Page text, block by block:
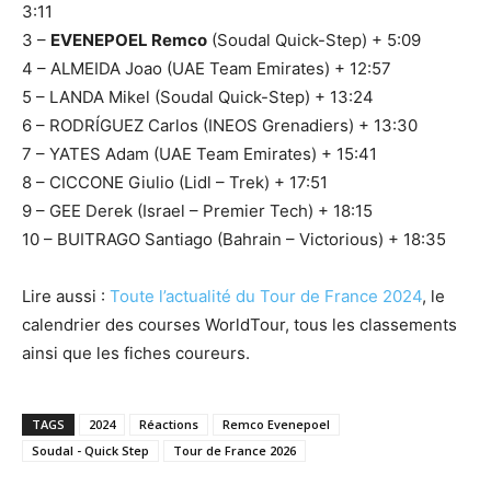
3:11
3 – EVENEPOEL Remco (Soudal Quick-Step) + 5:09
4 – ALMEIDA Joao (UAE Team Emirates) + 12:57
5 – LANDA Mikel (Soudal Quick-Step) + 13:24
6 – RODRÍGUEZ Carlos (INEOS Grenadiers) + 13:30
7 – YATES Adam (UAE Team Emirates) + 15:41
8 – CICCONE Giulio (Lidl – Trek) + 17:51
9 – GEE Derek (Israel – Premier Tech) + 18:15
10 – BUITRAGO Santiago (Bahrain – Victorious) + 18:35
Lire aussi : Toute l’actualité du Tour de France 2024, le
calendrier des courses WorldTour, tous les classements
ainsi que les fiches coureurs.
TAGS 2024 Réactions
Remco Evenepoel
Soudal - Quick Step
Tour de France 2026